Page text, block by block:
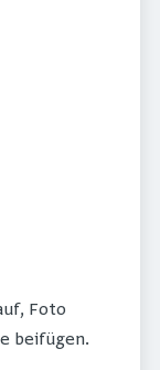
Foto
beifügen.